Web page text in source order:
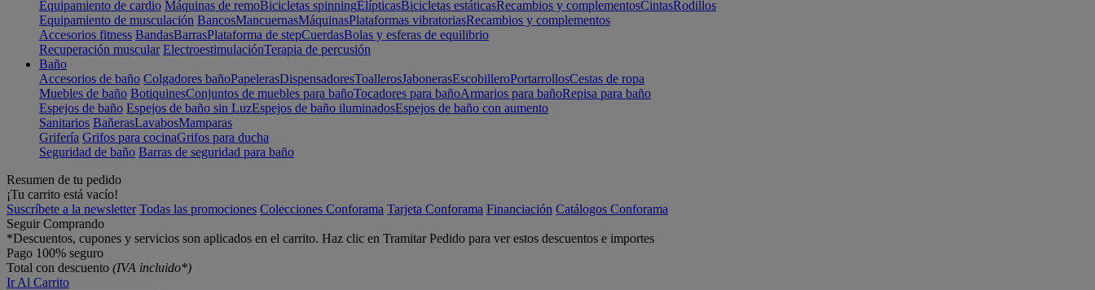
Equipamiento de cardio Máquinas de remoBicicletas spinningElípticasBicicletas estáticasRecambios y complementosCintasRodillos
Equipamiento de musculación BancosMancuernasMáquinasPlataformas vibratoriasRecambios y complementos
Accesorios fitness BandasBarrasPlataforma de stepCuerdasBolas y esferas de equilibrio
Recuperación muscular ElectroestimulaciónTerapia de percusión
Baño
Accesorios de baño Colgadores bañoPapelerasDispensadoresToallerosJabonerasEscobilleroPortarrollosCestas de ropa
Muebles de baño BotiquinesConjuntos de muebles para bañoTocadores para bañoArmarios para bañoRepisa para baño
Espejos de baño Espejos de baño sin LuzEspejos de baño iluminadosEspejos de baño con aumento
Sanitarios BañerasLavabosMamparas
Grifería Grifos para cocinaGrifos para ducha
Seguridad de baño Barras de seguridad para baño
Resumen de tu pedido
¡Tu carrito está vacío!
Suscríbete a la newsletter Todas las promociones Colecciones Conforama Tarjeta Conforama Financiación Catálogos Conforama
Seguir Comprando
*Descuentos, cupones y servicios son aplicados en el carrito. Haz clic en Tramitar Pedido para ver estos descuentos e importes
Pago 100% seguro
Total con descuento (IVA incluido*)
Ir Al Carrito